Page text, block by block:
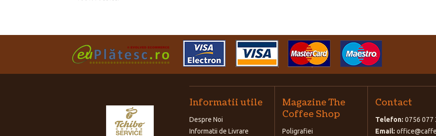
Informatii utile
Despre Noi
Informatii de Livrare
Magazine The
Coffee Shop
Poligrafiei
Contact
Telefon: 0756 077
Email: